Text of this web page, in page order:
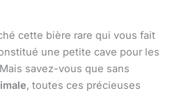
cette bière rare qui vous fait
une petite cave pour les
savez-vous que sans
, toutes ces précieuses